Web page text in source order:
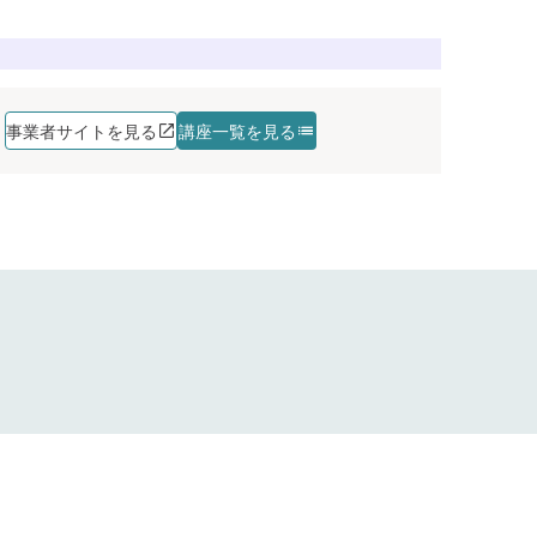
事業者サイトを見る 講座一覧を見る
講座を探す
講座を探す